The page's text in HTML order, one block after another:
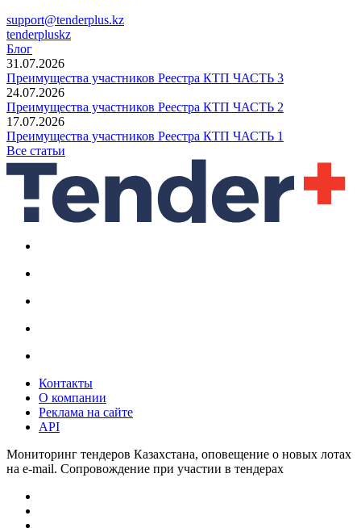
support@tenderplus.kz
tenderpluskz
Блог
31.07.2026
Преимущества участников Реестра КТП ЧАСТЬ 3
24.07.2026
Преимущества участников Реестра КТП ЧАСТЬ 2
17.07.2026
Преимущества участников Реестра КТП ЧАСТЬ 1
Все статьи
Контакты
О компании
Реклама на сайте
API
Мониторинг тендеров Казахстана, оповещение о новых лотах
на e-mail. Сопровождение при участии в тендерах